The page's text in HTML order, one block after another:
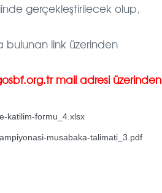
gerçekleştirilecek olup,
bulunan link üzerinden
mail adresi üzerinden
katilim-formu_4.xlsx
musabaka-talimati_3.pdf